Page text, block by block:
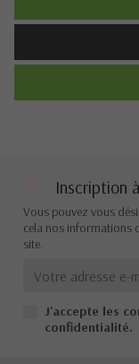
Description
Description
Inscription
Vous pouvez vous
cela nos informations
site.
J'accepte les
confidentialité.